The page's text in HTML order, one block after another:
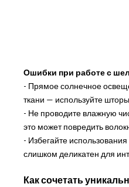
Ошибки при работе с
- Прямое солнечное
ткани — используйте
- Не проводите влажную
это может повредить
- Избегайте
слишком деликатен для
Как сочетать